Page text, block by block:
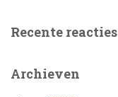
Recente reacties
Archieven